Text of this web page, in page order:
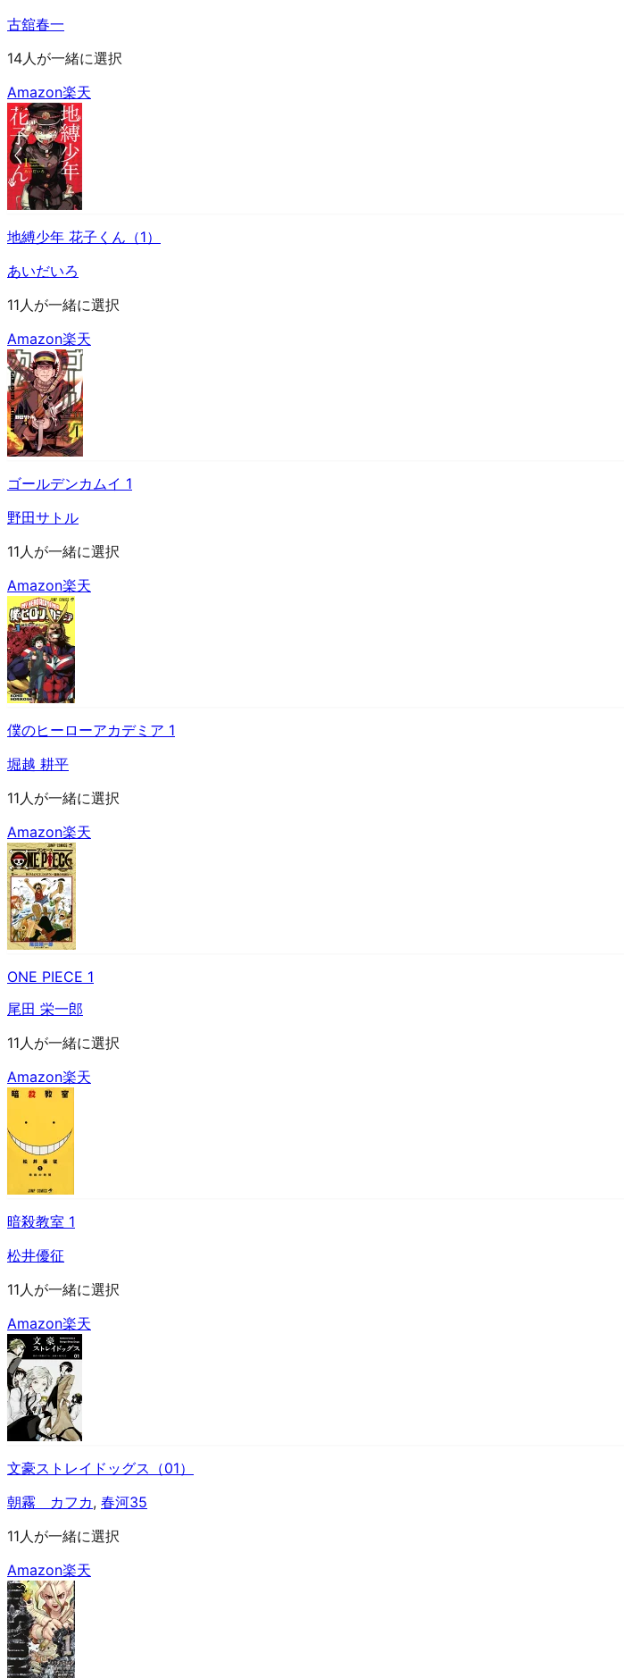
古舘春一
14人が一緒に選択
Amazon楽天
地縛少年 花子くん（1）
あいだいろ
11人が一緒に選択
Amazon楽天
ゴールデンカムイ 1
野田サトル
11人が一緒に選択
Amazon楽天
僕のヒーローアカデミア 1
堀越 耕平
11人が一緒に選択
Amazon楽天
ONE PIECE 1
尾田 栄一郎
11人が一緒に選択
Amazon楽天
暗殺教室 1
松井優征
11人が一緒に選択
Amazon楽天
文豪ストレイドッグス（01）
朝霧 カフカ, 春河35
11人が一緒に選択
Amazon楽天